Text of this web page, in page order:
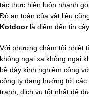
tác thực hiện luôn nhanh
Độ an toàn của vật liệu
Kotdoorlà điểm đến tin
Với phương châm tôi nhiệt
không ngại xa không ngại
bề dày kinh nghiệm cộng
công ty đang hướng tới
tranh, dịch vụ tốt nhất để